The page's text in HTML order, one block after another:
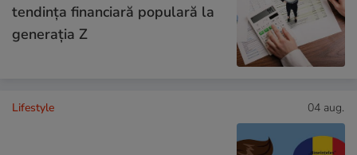
tendința financiară populară la
generația Z
Lifestyle 04 aug.